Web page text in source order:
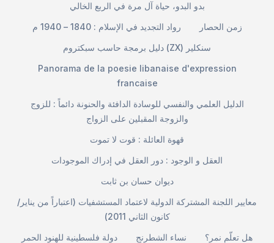
بدو البدو، حياة آل مرة في الربع الخالي
رواد التجديد في الإسلام : 1840 – 1940 م
زمن الحصار
دليل برمجة حاسب سبكتروم (ZX) سنكلير
Panorama de la poesie libanaise d'expression
francaise
الدليل العلمي والنفسي للوسادة الدافئة والحنونة دائماً : للزوج
والزوجة المقبلين على الزواج
قهوة العائلة : قوت لا تموت
العقل و الوجود : دور العقل في إدراك الموجودات
ديوان حسان بن ثابت
معايير اللجنة المشتركة الدولية لاعتماد المستشفيات (اعتباراً من يناير/
كانون الثاني 2011)
دولة فلسطينية للهنود الحمر
نساء الشطرنج
هل تعلّم نمر؟